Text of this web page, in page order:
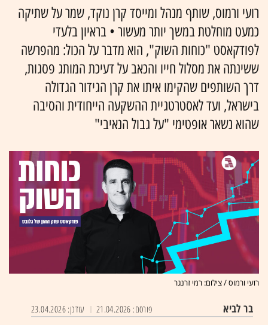
רועי ורמוס, שותף מנהל ומייסד קרן נוקד, שמר על שתיקה
כמעט מוחלטת במשך יותר מעשור • בראיון בלעדי
לפודקאסט "כוחות השוק", הוא מדבר על הכול: מהפרשה
ששינתה את מסלול חייו והכאב על דעיכת המותג פסגות,
דרך השותפים שהקימו איתו את קרן הגידור הגדולה
בישראל, ועד לאסטרטגיית ההשקעה הייחודית והסיבה
שהוא נשאר אופטימי "על גבול הנאיבי"
רועי ורמוס / צילום: רמי זרנגר
בר לביא עודכן: 23.04.2026 פורסם: 21.04.2026